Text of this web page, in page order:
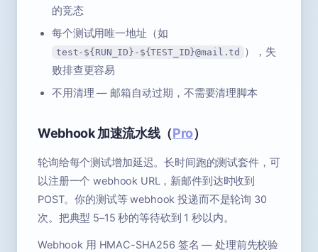
的竞态
每个测试用唯一地址（如
test-${RUN_ID}-${TEST_ID}@mail.td
），失
败排查更容易
不用清理 — 邮箱自动过期，不需要清理脚本
Webhook 加速流水线（Pro）
轮询给每个测试增加延迟。长时间跑的测试套件，可
以注册一个 webhook URL，新邮件到达时收到
POST。你的测试等 webhook 投递而不是轮询 30
次。把典型 5–15 秒的等待砍到 1 秒以内。
Webhook 用 HMAC-SHA256 签名 — 处理前先校验